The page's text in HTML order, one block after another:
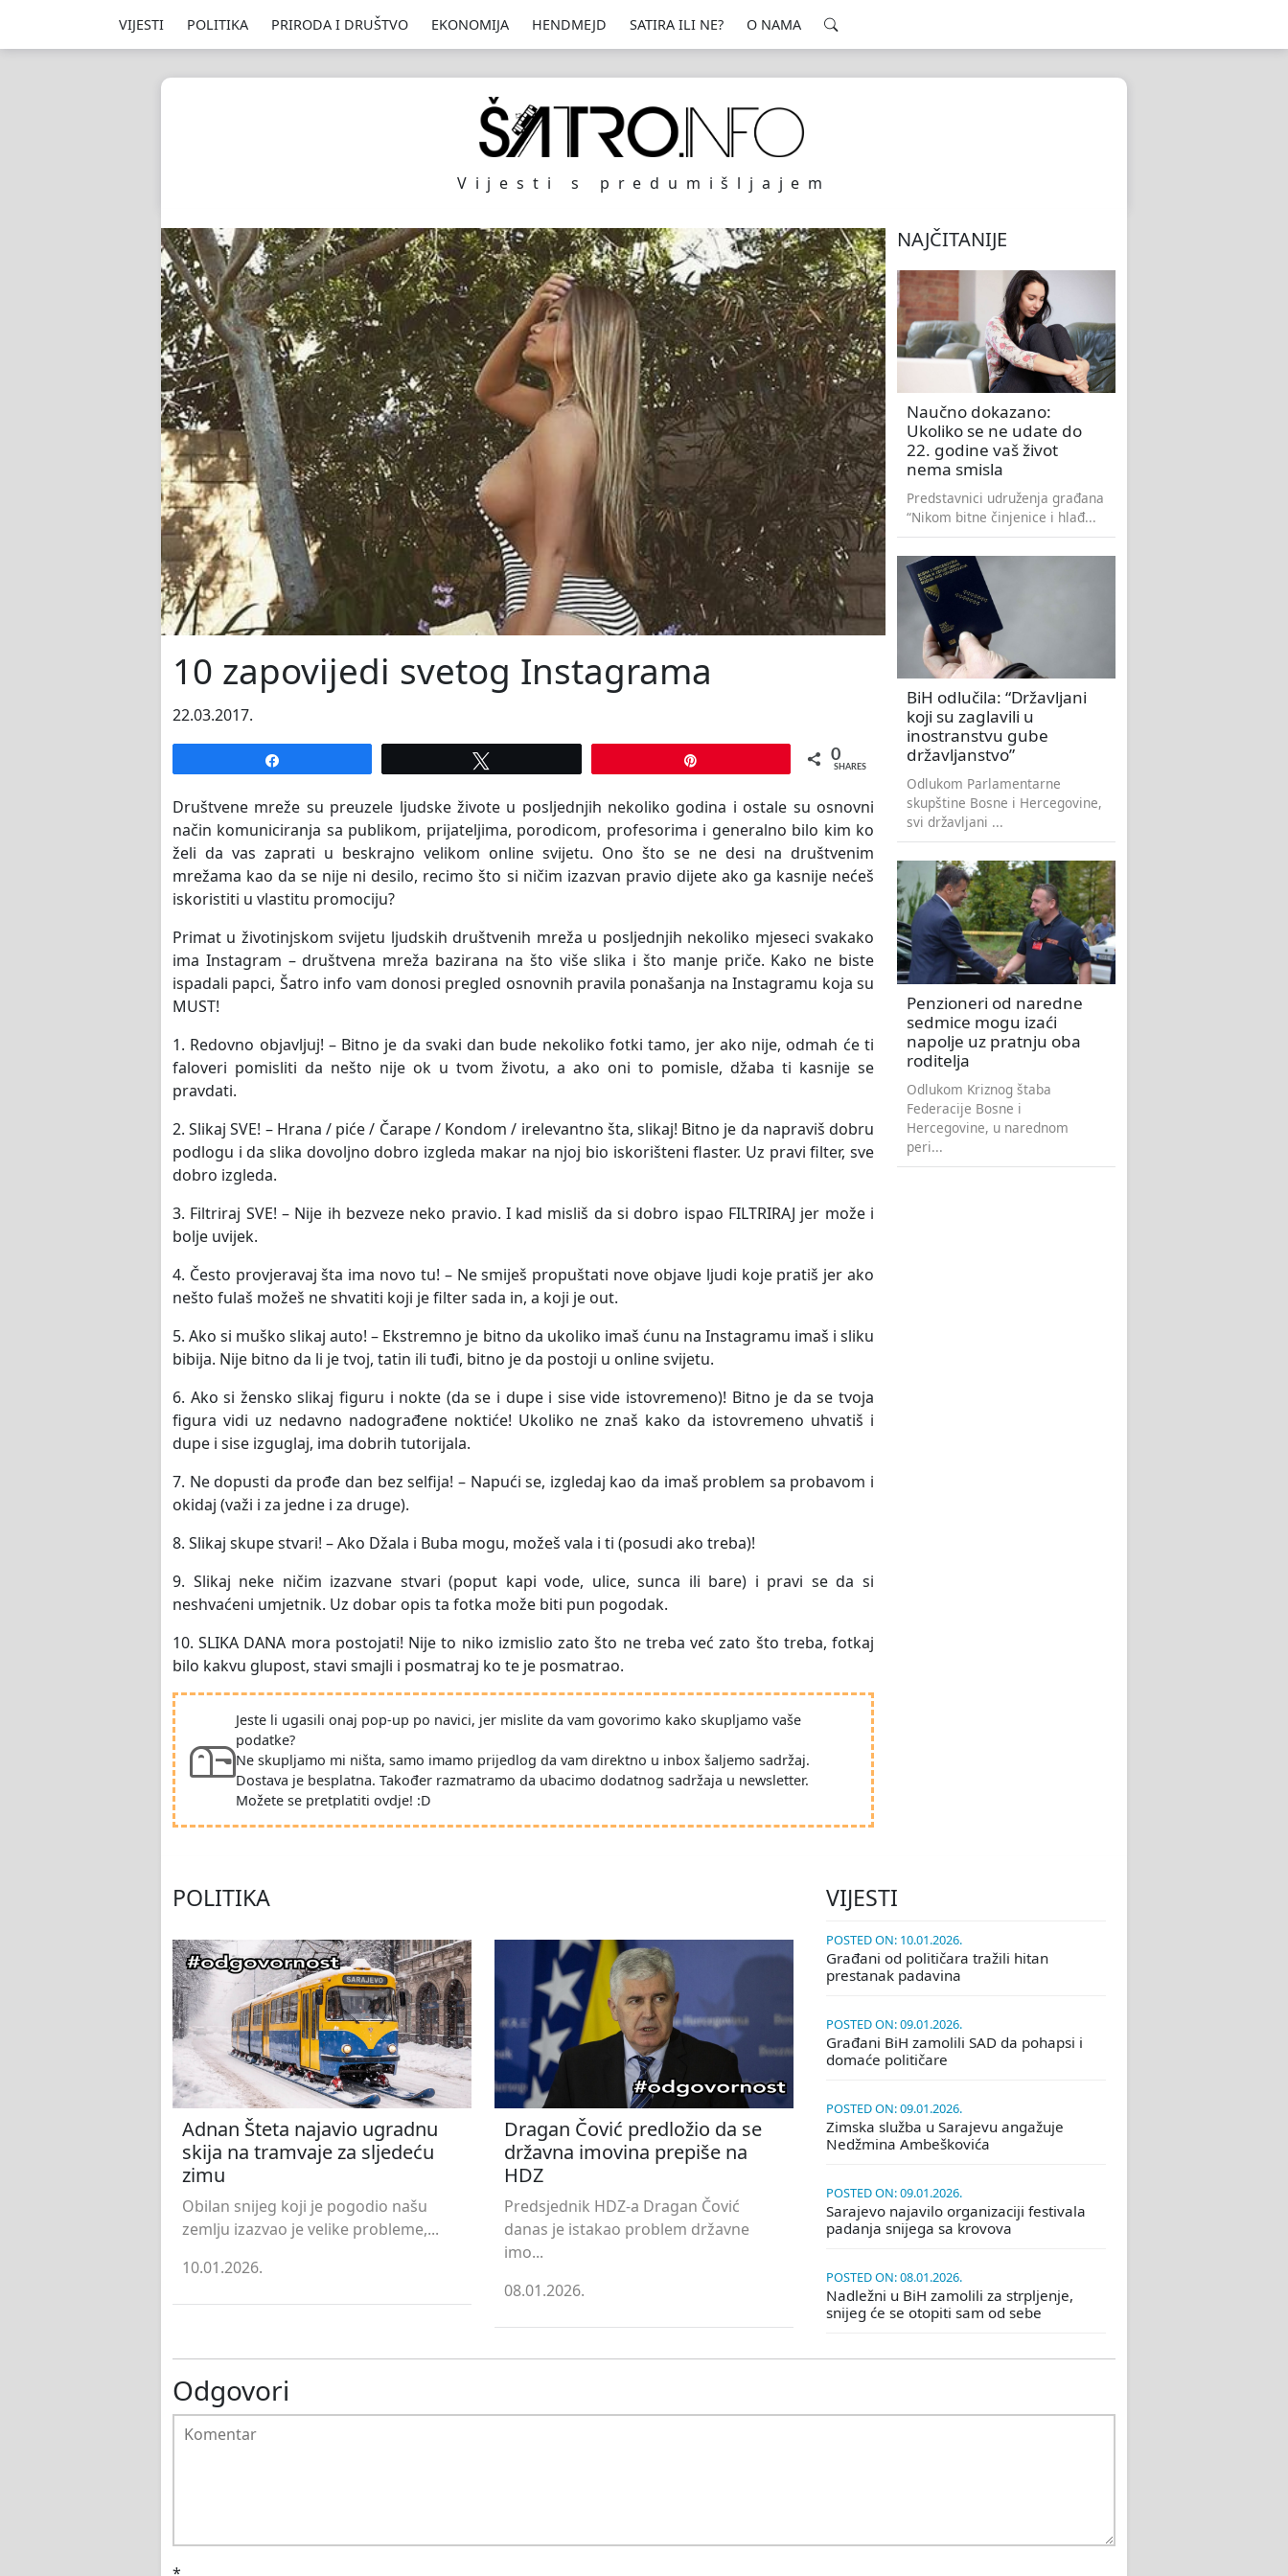
VIJESTI POLITIKA PRIRODA I DRUŠTVO EKONOMIJA HENDMEJD SATIRA ILI NE? O NAMA
Vijesti s predumišljajem
10 zapovijedi svetog Instagrama
22.03.2017.
0
SHARES
Društvene mreže su preuzele ljudske živote u posljednjih nekoliko godina i ostale su osnovni
način komuniciranja sa publikom, prijateljima, porodicom, profesorima i generalno bilo kim ko
želi da vas zaprati u beskrajno velikom online svijetu. Ono što se ne desi na društvenim
mrežama kao da se nije ni desilo, recimo što si ničim izazvan pravio dijete ako ga kasnije nećeš
iskoristiti u vlastitu promociju?
Primat u životinjskom svijetu ljudskih društvenih mreža u posljednjih nekoliko mjeseci svakako
ima Instagram – društvena mreža bazirana na što više slika i što manje priče. Kako ne biste
ispadali papci, Šatro info vam donosi pregled osnovnih pravila ponašanja na Instagramu koja su
MUST!
1. Redovno objavljuj! – Bitno je da svaki dan bude nekoliko fotki tamo, jer ako nije, odmah će ti
faloveri pomisliti da nešto nije ok u tvom životu, a ako oni to pomisle, džaba ti kasnije se
pravdati.
2. Slikaj SVE! – Hrana / piće / Čarape / Kondom / irelevantno šta, slikaj! Bitno je da napraviš dobru
podlogu i da slika dovoljno dobro izgleda makar na njoj bio iskorišteni flaster. Uz pravi filter, sve
dobro izgleda.
3. Filtriraj SVE! – Nije ih bezveze neko pravio. I kad misliš da si dobro ispao FILTRIRAJ jer može i
bolje uvijek.
4. Često provjeravaj šta ima novo tu! – Ne smiješ propuštati nove objave ljudi koje pratiš jer ako
nešto fulaš možeš ne shvatiti koji je filter sada in, a koji je out.
5. Ako si muško slikaj auto! – Ekstremno je bitno da ukoliko imaš ćunu na Instagramu imaš i sliku
bibija. Nije bitno da li je tvoj, tatin ili tuđi, bitno je da postoji u online svijetu.
6. Ako si žensko slikaj figuru i nokte (da se i dupe i sise vide istovremeno)! Bitno je da se tvoja
figura vidi uz nedavno nadograđene noktiće! Ukoliko ne znaš kako da istovremeno uhvatiš i
dupe i sise izguglaj, ima dobrih tutorijala.
7. Ne dopusti da prođe dan bez selfija! – Napući se, izgledaj kao da imaš problem sa probavom i
okidaj (važi i za jedne i za druge).
8. Slikaj skupe stvari! – Ako Džala i Buba mogu, možeš vala i ti (posudi ako treba)!
9. Slikaj neke ničim izazvane stvari (poput kapi vode, ulice, sunca ili bare) i pravi se da si
neshvaćeni umjetnik. Uz dobar opis ta fotka može biti pun pogodak.
10. SLIKA DANA mora postojati! Nije to niko izmislio zato što ne treba već zato što treba, fotkaj
bilo kakvu glupost, stavi smajli i posmatraj ko te je posmatrao.
Jeste li ugasili onaj pop-up po navici, jer mislite da vam govorimo kako skupljamo vaše
podatke?
Ne skupljamo mi ništa, samo imamo prijedlog da vam direktno u inbox šaljemo sadržaj.
Dostava je besplatna. Također razmatramo da ubacimo dodatnog sadržaja u newsletter.
Možete se pretplatiti ovdje! :D
NAJČITANIJE
Naučno dokazano:
Ukoliko se ne udate do
22. godine vaš život
nema smisla
Predstavnici udruženja građana
“Nikom bitne činjenice i hlađ...
BiH odlučila: “Državljani
koji su zaglavili u
inostranstvu gube
državljanstvo”
Odlukom Parlamentarne
skupštine Bosne i Hercegovine,
svi državljani ...
Penzioneri od naredne
sedmice mogu izaći
napolje uz pratnju oba
roditelja
Odlukom Kriznog štaba
Federacije Bosne i
Hercegovine, u narednom
peri...
POLITIKA
Adnan Šteta najavio ugradnu
skija na tramvaje za sljedeću
zimu
Obilan snijeg koji je pogodio našu
zemlju izazvao je velike probleme,...
10.01.2026.
Dragan Čović predložio da se
državna imovina prepiše na
HDZ
Predsjednik HDZ-a Dragan Čović
danas je istakao problem državne
imo...
08.01.2026.
VIJESTI
POSTED ON: 10.01.2026.
Građani od političara tražili hitan
prestanak padavina
POSTED ON: 09.01.2026.
Građani BiH zamolili SAD da pohapsi i
domaće političare
POSTED ON: 09.01.2026.
Zimska služba u Sarajevu angažuje
Nedžmina Ambeškovića
POSTED ON: 09.01.2026.
Sarajevo najavilo organizaciji festivala
padanja snijega sa krovova
POSTED ON: 08.01.2026.
Nadležni u BiH zamolili za strpljenje,
snijeg će se otopiti sam od sebe
Odgovori